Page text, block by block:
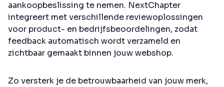
aankoopbeslissing te nemen. NextChapter
integreert met verschillende reviewoplossingen
voor product- en bedrijfsbeoordelingen, zodat
feedback automatisch wordt verzameld en
zichtbaar gemaakt binnen jouw webshop.
Zo versterk je de betrouwbaarheid van jouw merk,